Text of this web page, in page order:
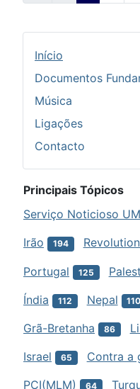
Início
Documentos
Música
Ligações
Contacto
Principais Tópicos
Serviço Noticioso
Irão 194
Portugal 125
Índia 112 Nepal 110
Grã-Bretanha 86
Israel 65 Contra a
PCI(MLM) 64